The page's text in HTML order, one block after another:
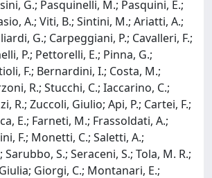
G.; Pasquinelli, M.; Pasquini, E.;
A.; Viti, B.; Sintini, M.; Ariatti, A.;
G.; Carpeggiani, P.; Cavalleri, F.;
P.; Pettorelli, E.; Pinna, G.;
F.; Bernardini, I.; Costa, M.;
R.; Stucchi, C.; Iaccarino, C.;
R.; Zuccoli, Giulio; Api, P.; Cartei, F.;
E.; Farneti, M.; Frassoldati, A.;
F.; Monetti, C.; Saletti, A.;
Sarubbo, S.; Seraceni, S.; Tola, M. R.;
Giorgi, C.; Montanari, E.;